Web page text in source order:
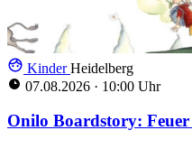
KinderHeidelberg
07.08.2026 · 10:00 Uhr
Onilo Boardstory: